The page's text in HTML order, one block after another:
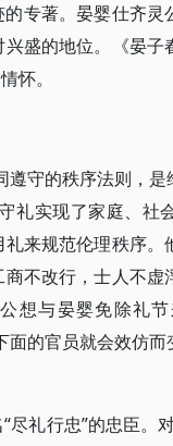
专著。晏婴仕齐
盛的地位。《晏子
怀。
遵守的秩序法则，
礼实现了家庭、社
来规范伦理秩序。
不改行，士人不虚
想与晏婴免除礼
面的官员就会效仿
礼行忠”的忠臣。